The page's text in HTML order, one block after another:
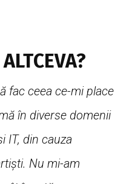
fac ceea ce-mi place
în diverse domenii
IT, din cauza
Nu mi-am